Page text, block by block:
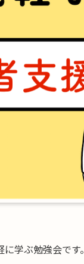
学ぶ勉強会です。